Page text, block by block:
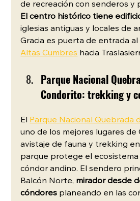
de recreación con senderos y
El centro histórico tiene
iglesias antiguas y locales de
Gracia es puerta de entrada al
Altas Cumbres hacia
Parque Nacional
Condorito: trekking y
El Parque Nacional Quebrada
uno de los mejores lugares de
avistaje de fauna y trekking
parque protege el
cóndor andino. El sendero
Balcón Norte, mirador desde
cóndores planeando en las